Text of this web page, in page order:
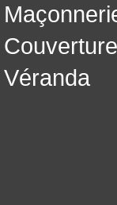
Couverture
Véranda